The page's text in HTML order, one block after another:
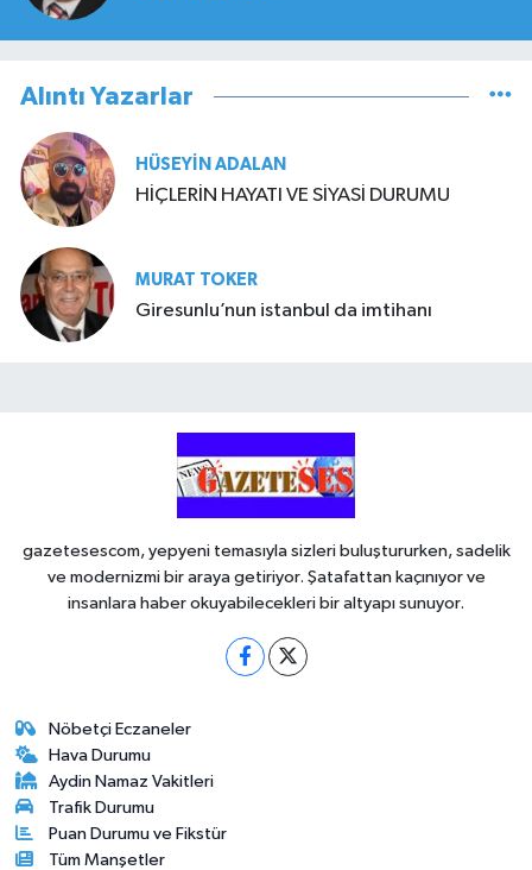
Alıntı Yazarlar
HÜSEYIN ADALAN
HİÇLERİN HAYATI VE SİYASİ DURUMU
MURAT TOKER
Giresunlu’nun istanbul da imtihanı
gazetesescom, yepyeni temasıyla sizleri buluştururken, sadelik
ve modernizmi bir araya getiriyor. Şatafattan kaçınıyor ve
insanlara haber okuyabilecekleri bir altyapı sunuyor.
Nöbetçi Eczaneler
Hava Durumu
Aydin Namaz Vakitleri
Trafik Durumu
Puan Durumu ve Fikstür
Tüm Manşetler